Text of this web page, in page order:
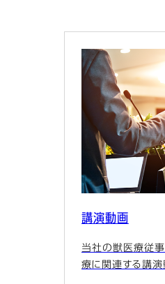
講演動画
当社の獣医療従
療に関連する講演